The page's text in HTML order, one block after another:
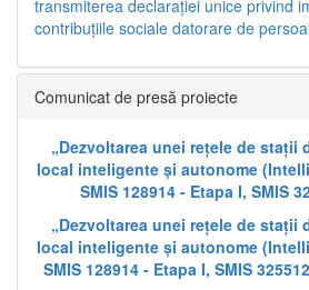
transmiterea declarației unice privind
contribuțiile sociale datorare de
Comunicat de presă proiecte
„Dezvoltarea unei rețele de stații
local inteligente și autonome
SMIS 128914 - Etapa I, SMIS
„Dezvoltarea unei rețele de stații
local inteligente și autonome
SMIS 128914 - Etapa I, SMIS